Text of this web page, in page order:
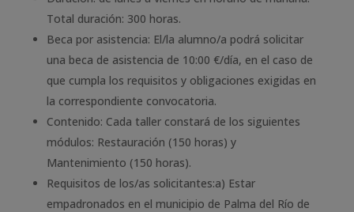
Total duración: 300 horas.
Beca por asistencia: El/la alumno/a podrá solicitar
una beca de asistencia de 10:00 €/día, en el caso de
que cumpla los requisitos y obligaciones exigidas en
la correspondiente convocatoria.
Contenido: Cada taller constará de los siguientes
módulos: Restauración (150 horas) y
Mantenimiento (150 horas).
Requisitos de los/as solicitantes:a) Estar
empadronados en el municipio de Palma del Río de